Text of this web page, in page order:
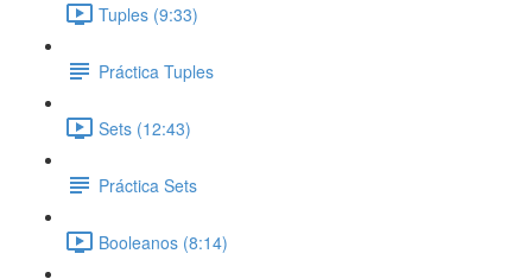
Tuples (9:33)
Práctica Tuples
Sets (12:43)
Práctica Sets
Booleanos (8:14)